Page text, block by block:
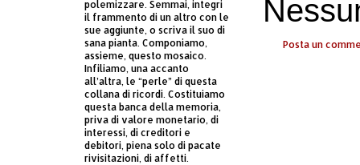
Posta un
polemizzare. Semmai, integri
il frammento di un altro con le
sue aggiunte, o scriva il suo di
sana pianta. Componiamo,
assieme, questo mosaico.
Infiliamo, una accanto
all’altra, le “perle” di questa
collana di ricordi. Costituiamo
questa banca della memoria,
priva di valore monetario, di
interessi, di creditori e
debitori, piena solo di pacate
rivisitazioni, di affetti.